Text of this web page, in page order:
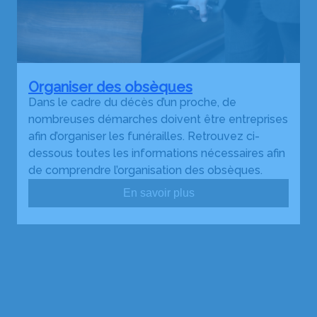
Organiser des obsèques
Dans le cadre du décès d’un proche, de
nombreuses démarches doivent être entreprises
afin d’organiser les funérailles. Retrouvez ci-
dessous toutes les informations nécessaires afin
de comprendre l’organisation des obsèques.
En savoir plus